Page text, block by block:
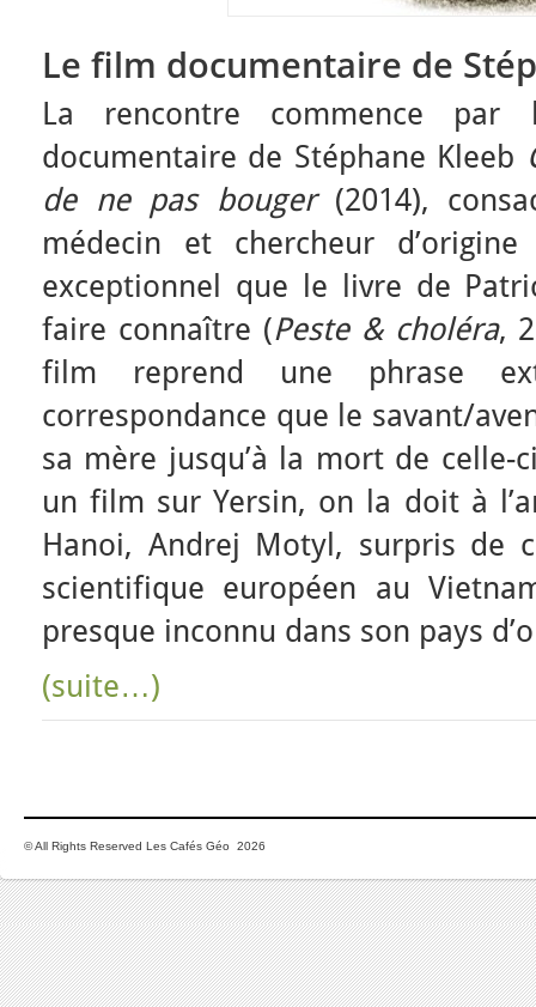
Le film documentaire de
La rencontre commence
documentaire de Stéphane Kleeb
de ne pas bouger(2014),
médecin et chercheur
exceptionnel que le livre de
faire connaître (Peste & choléra,
film reprend une phrase
correspondance que le savant/
sa mère jusqu’à la mort de celle-
un film sur Yersin, on la doit à
Hanoi, Andrej Motyl, surpris de
scientifique européen au
presque inconnu dans son pays
(suite…)
© All Rights Reserved Les Cafés Géo 2026